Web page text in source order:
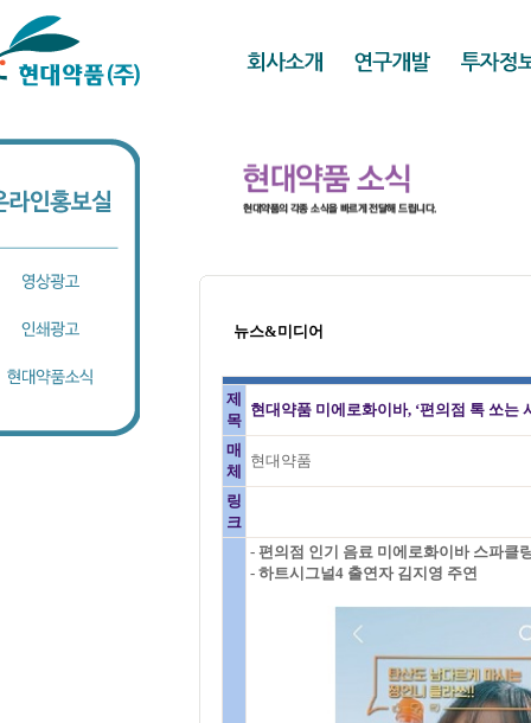
뉴스&미디어
제
목
현대약품 미에로화이바, ‘편의점 톡 쏘
매
체
현대약품
링
크
- 편의점 인기 음료 미에로화이바 스파클
- 하트시그널4 출연자 김지영 주연